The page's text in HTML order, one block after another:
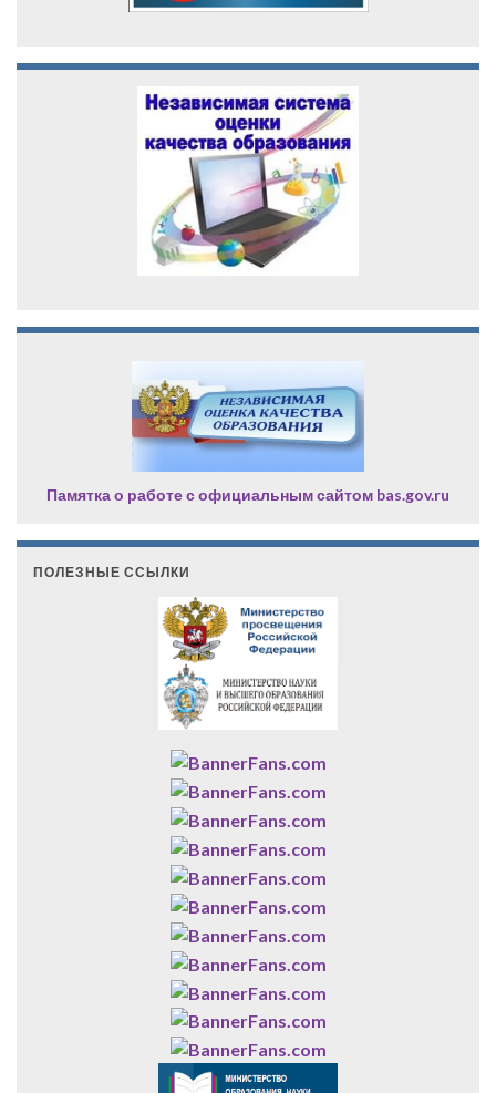
Памятка о работе с официальным сайтом bas.gov.ru
ПОЛЕЗНЫЕ ССЫЛКИ